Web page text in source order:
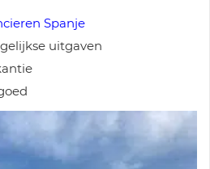
Spanje
uitgaven